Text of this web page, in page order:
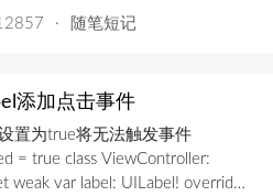
· 随笔短记
添加点击事件
置为true将无法触发事件
= true class ViewController: